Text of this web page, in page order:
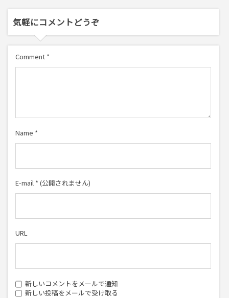
気軽にコメントどうぞ
Comment *
Name *
E-mail * (公開されません)
URL
新しいコメントをメールで通知
新しい投稿をメールで受け取る